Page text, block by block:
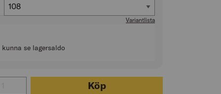
Storlek
108
Variantlista
se lagersaldo
VARSELBYXA STRETCH 2706 PLU VARSELGUL/SVART
Köp